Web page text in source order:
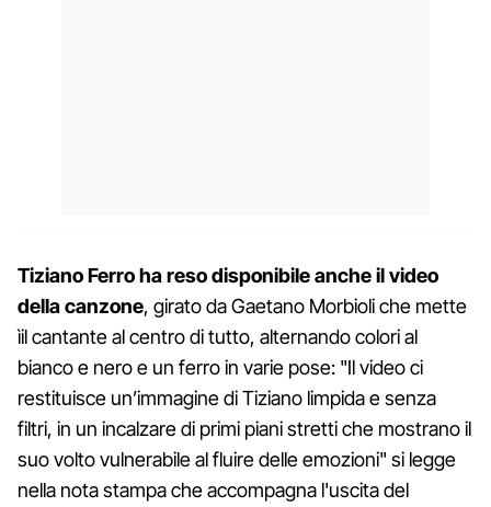
Tiziano Ferro ha reso disponibile anche il video
della canzone, girato da Gaetano Morbioli che mette
ìil cantante al centro di tutto, alternando colori al
bianco e nero e un ferro in varie pose: "Il video ci
restituisce un’immagine di Tiziano limpida e senza
filtri, in un incalzare di primi piani stretti che mostrano il
suo volto vulnerabile al fluire delle emozioni" si legge
nella nota stampa che accompagna l'uscita del